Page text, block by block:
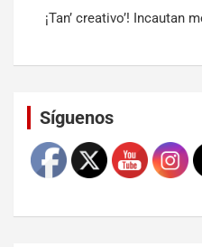
¡Tan’ creativo’! Incautan
Síguenos